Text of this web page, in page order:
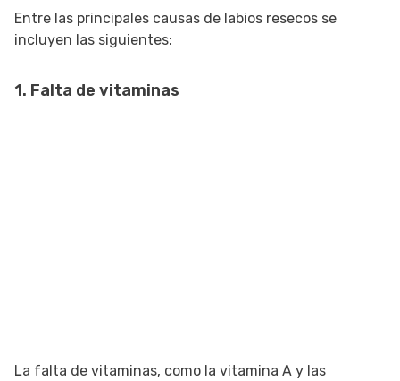
Entre las principales causas de labios resecos se
incluyen las siguientes:
1. Falta de vitaminas
La falta de vitaminas, como la vitamina A y las